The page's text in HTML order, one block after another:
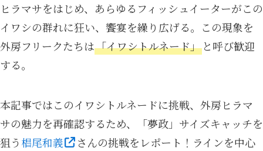
ヒラマサをはじめ、あらゆるフィッシュイーターがこの
イワシの群れに狂い、饗宴を繰り広げる。この現象を
外房フリークたちは「イワシトルネード」 と呼び歓迎
する。
本記事ではこのイワシトルネードに挑戦、外房ヒラマ
サの魅力を再確認するため、「夢政」サイズキャッチを
狙う椙尾和義
さんの挑戦をレポート！ラインを中心